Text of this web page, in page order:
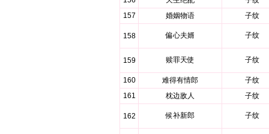
157
婚姻物语 子纹
158 偏心夫婿 子纹
159 赎罪天使 子纹
160 难得有情郎
子纹
161
枕边敌人 子纹
162 候补新郎 子纹